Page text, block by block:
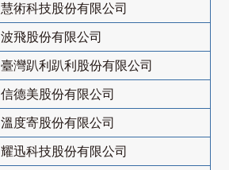
慧術科技股份有限公司
波飛股份有限公司
臺灣趴利趴利股份有限公司
信德美股份有限公司
溫度寄股份有限公司
耀迅科技股份有限公司